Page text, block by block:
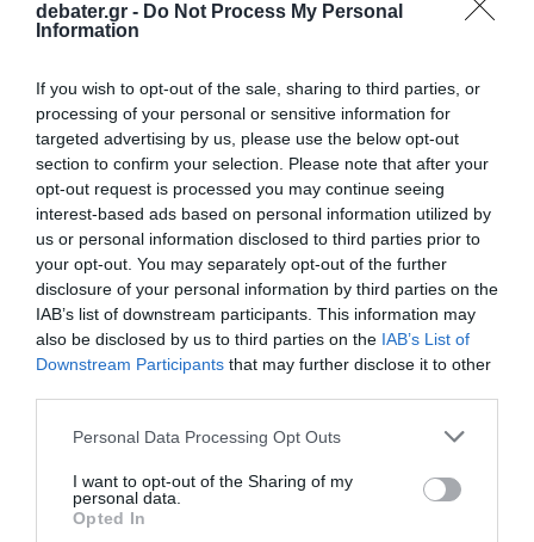
debater.gr - Do Not Process My Personal
Information
If you wish to opt-out of the sale, sharing to third parties, or
processing of your personal or sensitive information for
targeted advertising by us, please use the below opt-out
section to confirm your selection. Please note that after your
opt-out request is processed you may continue seeing
interest-based ads based on personal information utilized by
us or personal information disclosed to third parties prior to
your opt-out. You may separately opt-out of the further
disclosure of your personal information by third parties on the
IAB’s list of downstream participants. This information may
also be disclosed by us to third parties on the IAB’s List of
Downstream Participants that may further disclose it to other
Please note that this website/app uses one or more Google
not limited to your visit or usage behaviour. You may click to
grant or deny consent to Google and its third-party tags to
use your data for below specified purposes in below Google
Personal Data Processing Opt Outs
I want to opt-out of the Sharing of my
personal data.
Opted In
ΔΙΕΘΝΗ